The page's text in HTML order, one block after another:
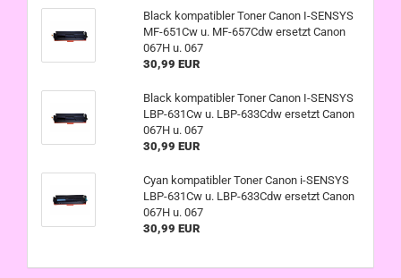
Black kompatibler Toner Canon I-SENSYS
MF-651Cw u. MF-657Cdw ersetzt Canon
067H u. 067
30,99 EUR
Black kompatibler Toner Canon I-SENSYS
LBP-631Cw u. LBP-633Cdw ersetzt Canon
067H u. 067
30,99 EUR
Cyan kompatibler Toner Canon i-SENSYS
LBP-631Cw u. LBP-633Cdw ersetzt Canon
067H u. 067
30,99 EUR